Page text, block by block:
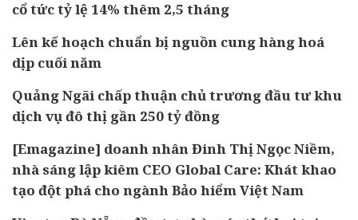
cổ tức tỷ lệ 14% thêm 2,5 tháng
Lên kế hoạch chuẩn bị nguồn cung hàng hoá
dịp cuối năm
Quảng Ngãi chấp thuận chủ trương đầu tư khu
dịch vụ đô thị gần 250 tỷ đồng
[Emagazine] doanh nhân Đinh Thị Ngọc Niềm,
nhà sáng lập kiêm CEO Global Care: Khát khao
tạo đột phá cho ngành Bảo hiểm Việt Nam